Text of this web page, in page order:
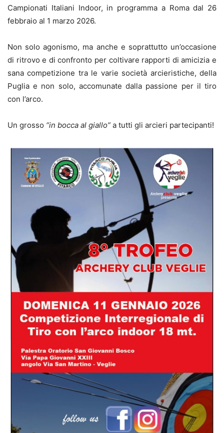
Campionati Italiani Indoor, in programma a Roma dal 26
febbraio al 1 marzo 2026.
Non solo agonismo, ma anche e soprattutto un’occasione
di ritrovo e di confronto per coltivare rapporti di amicizia e
sana competizione tra le varie società arcieristiche, della
Puglia e non solo, accomunate dalla passione per il tiro
con l’arco.
Un grosso “in bocca al giallo” a tutti gli arcieri partecipanti!